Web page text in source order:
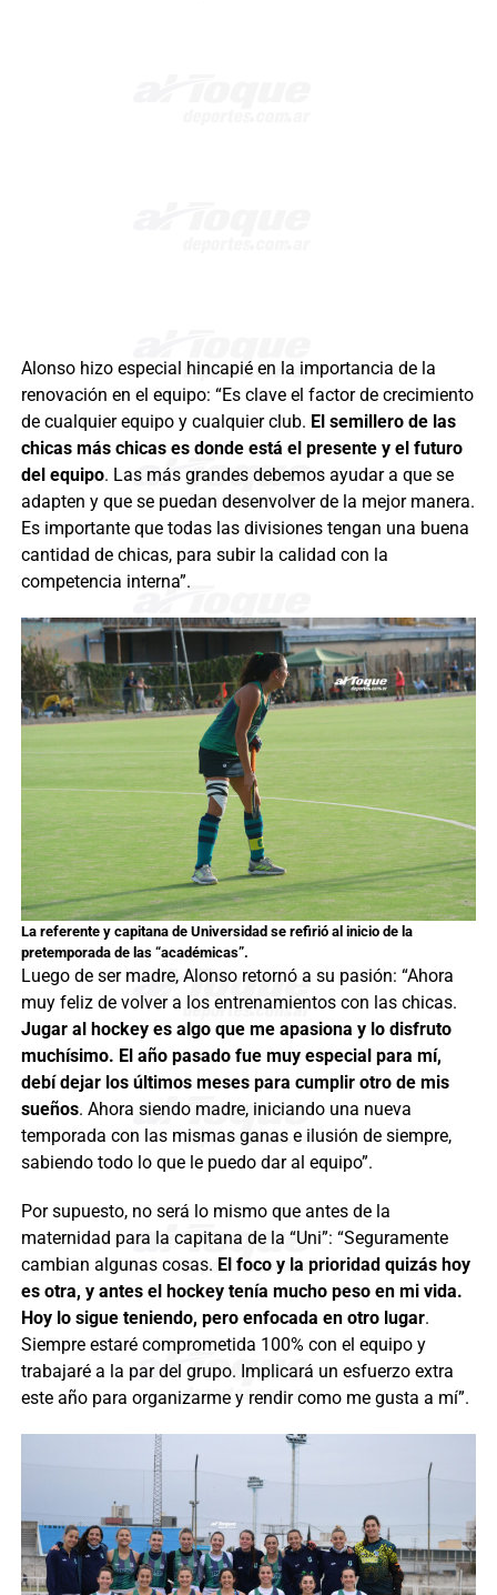
Alonso hizo especial hincapié en la importancia de la
renovación en el equipo: “Es clave el factor de crecimiento
de cualquier equipo y cualquier club. El semillero de las
chicas más chicas es donde está el presente y el futuro
del equipo. Las más grandes debemos ayudar a que se
adapten y que se puedan desenvolver de la mejor manera.
Es importante que todas las divisiones tengan una buena
cantidad de chicas, para subir la calidad con la
competencia interna”.
La referente y capitana de Universidad se refirió al inicio de la
pretemporada de las “académicas”.
Luego de ser madre, Alonso retornó a su pasión: “Ahora
muy feliz de volver a los entrenamientos con las chicas.
Jugar al hockey es algo que me apasiona y lo disfruto
muchísimo. El año pasado fue muy especial para mí,
debí dejar los últimos meses para cumplir otro de mis
sueños. Ahora siendo madre, iniciando una nueva
temporada con las mismas ganas e ilusión de siempre,
sabiendo todo lo que le puedo dar al equipo”.
Por supuesto, no será lo mismo que antes de la
maternidad para la capitana de la “Uni”: “Seguramente
cambian algunas cosas. El foco y la prioridad quizás hoy
es otra, y antes el hockey tenía mucho peso en mi vida.
Hoy lo sigue teniendo, pero enfocada en otro lugar.
Siempre estaré comprometida 100% con el equipo y
trabajaré a la par del grupo. Implicará un esfuerzo extra
este año para organizarme y rendir como me gusta a mí”.